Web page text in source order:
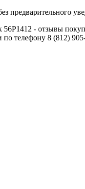
предварительного
- отзывы
телефону 8 (812)